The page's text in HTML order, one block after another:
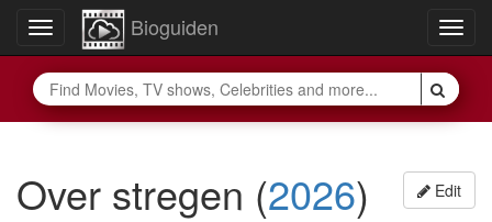
Toggle
navigation
Bioguiden
Edit
Over stregen (2026)